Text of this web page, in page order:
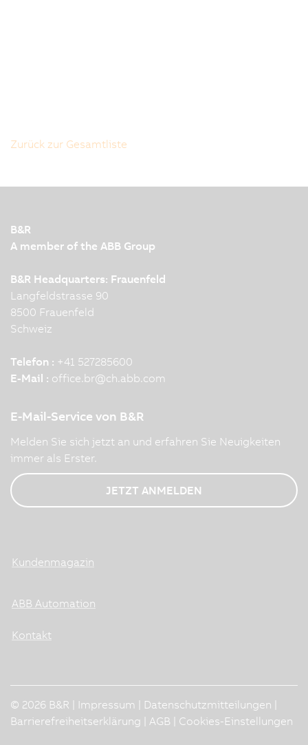
Zurück zur Gesamtliste
B&R
A member of the ABB Group
B&R Headquarters: Frauenfeld
Langfeldstrasse 90
8500 Frauenfeld
Schweiz
Telefon : +41 527285600
E-Mail : office.br@ch.abb.com
E-Mail-Service von B&R
Melden Sie sich jetzt an und erfahren Sie Neuigkeiten
immer als Erster.
JETZT ANMELDEN
Kundenmagazin
ABB Automation
Kontakt
© 2026 B&R | Impressum Datenschutzmitteilungen
Barrierefreiheitserklärung
AGB Cookies-Einstellungen